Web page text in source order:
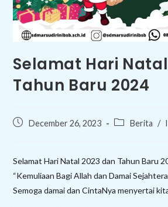
Selamat Hari
Tahun Baru 2024
PostDecember 26, 2023
PostBerita /
Selamat Hari Natal 2023 dan Tahun Baru
“Kemuliaan Bagi Allah dan Damai
Semoga damai dan CintaNya menyertai